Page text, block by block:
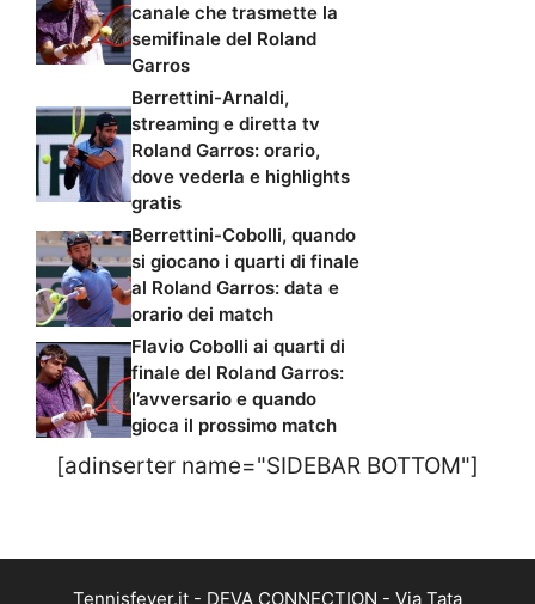
canale che trasmette la
semifinale del Roland
Garros
Berrettini-Arnaldi,
streaming e diretta tv
Roland Garros: orario,
dove vederla e highlights
gratis
Berrettini-Cobolli, quando
si giocano i quarti di finale
al Roland Garros: data e
orario dei match
Flavio Cobolli ai quarti di
finale del Roland Garros:
l’avversario e quando
gioca il prossimo match
[adinserter name="SIDEBAR BOTTOM"]
Tennisfever.it - DEVA CONNECTION - Via Tata